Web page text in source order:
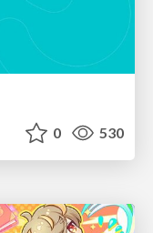
0 530